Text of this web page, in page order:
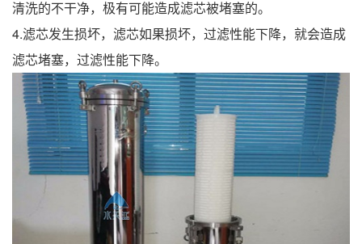
清洗的不干净，极有可能造成滤芯被堵塞的。
4.滤芯发生损坏，滤芯如果损坏，过滤性能下降，就会造成
滤芯堵塞，过滤性能下降。